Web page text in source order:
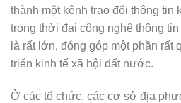
thành một kênh trao đổi thông tin
trong thời đại công nghệ thông
là rất lớn, đóng góp một phần rất
triển kinh tế xã hội đất nước.
Ở các tổ chức, các cơ sở địa